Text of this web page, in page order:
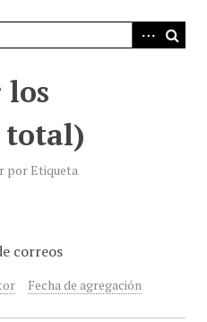
los
total)
por Etiqueta
correos
Fecha de agregación